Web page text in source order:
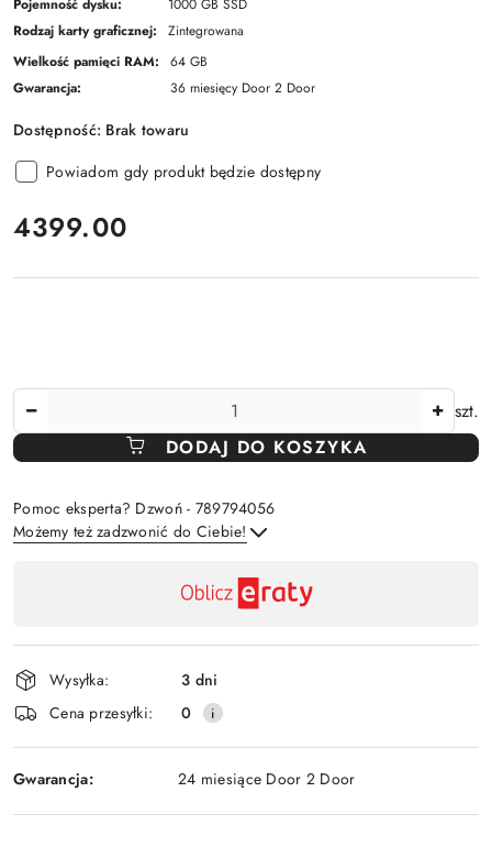
Pojemność dysku:
1000 GB SSD
Rodzaj karty graficznej:
Zintegrowana
Wielkość pamięci RAM:
64 GB
Gwarancja:
36 miesięcy Door 2 Door
Dostępność: Brak towaru
Powiadom gdy produkt będzie dostępny
cena:
4399.00
szt.
DODAJ DO KOSZYKA
Pomoc eksperta? Dzwoń - 789794056
Możemy też zadzwonić do Ciebie!
płatność
i
dostawa
Wysyłka:
3 dni
Cena przesyłki:
0
Gwarancja: 24 miesiące Door 2 Door